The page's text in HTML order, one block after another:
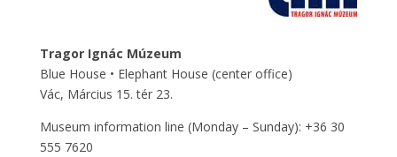
Tragor Ignác Múzeum
Blue House • Elephant House (center office)
Vác, Március 15. tér 23.
Museum information line (Monday – Sunday): +36 30
555 7620